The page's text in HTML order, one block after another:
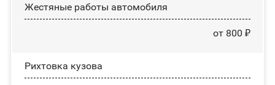
Жестяные работы автомобиля
от 800 ₽
Рихтовка кузова